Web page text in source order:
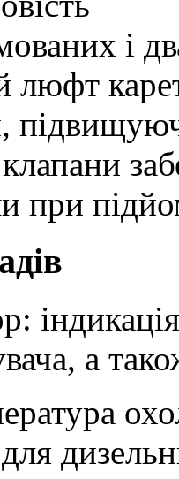
і
люфт
клапани
при
а